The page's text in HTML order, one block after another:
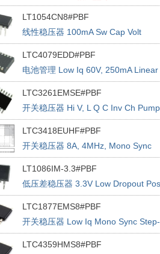
LT1054CN8#PBF
线性稳压器 100mA Sw Cap Volt
Converter
LTC4079EDD#PBF
电池管理 Low Iq 60V, 250mA Linear
Charger
LTC3261EMSE#PBF
开关稳压器 Hi V, L Q C Inv Ch Pump
LTC3418EUHF#PBF
开关稳压器 8A, 4MHz, Mono Sync
Buck Reg
LT1086IM-3.3#PBF
低压差稳压器 3.3V Low Dropout Pos
VR 1.5A
LTC1877EMS8#PBF
开关稳压器 Low Iq Mono Sync Step-
dn Reg
LTC4359HMS8#PBF